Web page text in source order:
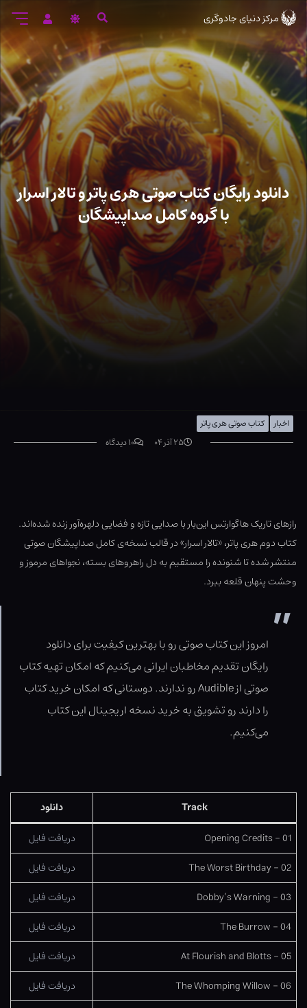
مرکز دنیای جادوگری
دانلود رایگان کتاب صوتی هری پاتر و تالار اسرار
با گروه کامل صداپیشگان
اخبار
کتاب صوتی هری پاتر
۲۵ آذر ۰۴
۱۰ دیدگاه
رازهای تاریک هاگوارتس این‌بار با صدایی تازه و فضایی دلهره‌آور زنده شده‌اند.
کتاب دوم هری پاتر، «تالار اسرار» در قالب نسخه‌ی کامل صداپیشگان صوتی
منتشر شده تا شنونده را مستقیم به دل راهروهای بسته، نجواهای مرموز و
وحشت پنهان قلعه ببرد.
امروز این کتاب صوتی رو با بهترین کیفیت برای دانلود
رایگان تقدیم مخاطبان ایرانی می‌کنیم که امکان تهیه کتاب
صوتی از Audible رو ندارند. دوستانی که امکان خرید کتاب
را دارند رو تشویق به خرید نسخه اریجینال این کتاب
می‌کنیم.
Track
دانلود
01 – Opening Credits
دریافت فایل
02 – The Worst Birthday
دریافت فایل
03 – Dobby’s Warning
دریافت فایل
04 – The Burrow
دریافت فایل
05 – At Flourish and Blotts
دریافت فایل
06 – The Whomping Willow
دریافت فایل